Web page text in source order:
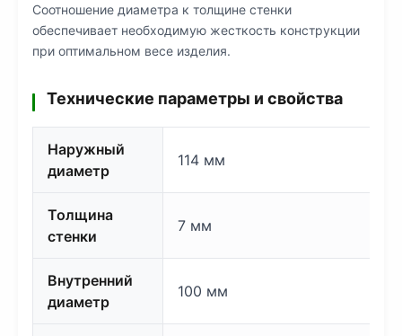
Соотношение диаметра к толщине стенки
обеспечивает необходимую жесткость конструкции
при оптимальном весе изделия.
Технические параметры и свойства
Наружный
диаметр
114 мм
Толщина
стенки
7 мм
Внутренний
диаметр
100 мм